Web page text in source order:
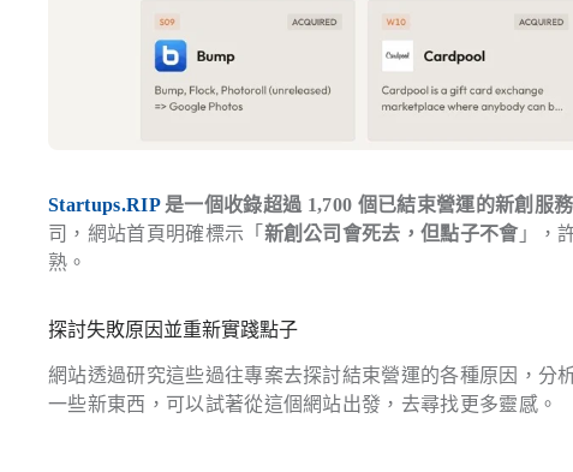
Startups.RIP是一個收錄超過 1,700 個已結束營運的新創服
司，網站首頁明確標示「 新創公司會死去，但點子不會」，
熟。
探討失敗原因並重新實踐點子
網站透過研究這些過往專案去探討結束營運的各種原因，分
一些新東西，可以試著從這個網站出發，去尋找更多靈感。